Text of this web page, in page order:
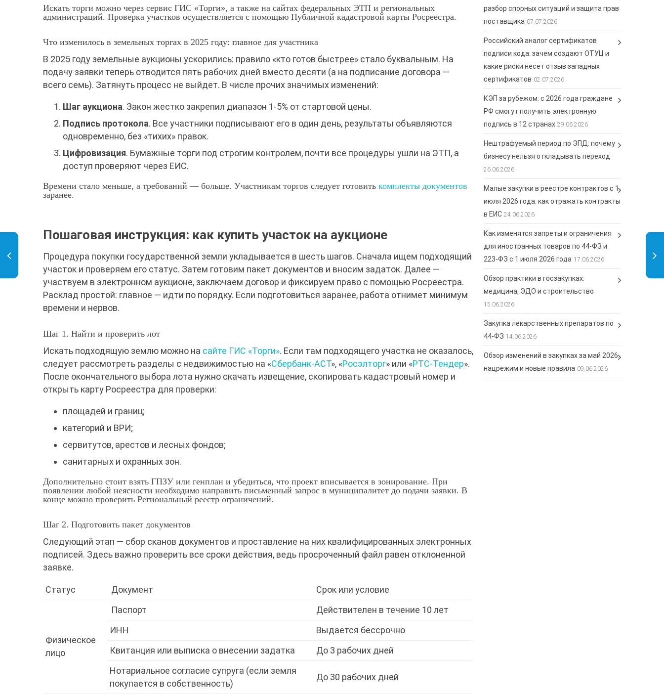
Искать торги можно через сервис ГИС «Торги», а также на сайтах федеральных ЭТП и региональных
администраций. Проверка участков осуществляется с помощью Публичной кадастровой карты Росреестра.
Что изменилось в земельных торгах в 2025 году: главное для участника
В 2025 году земельные аукционы ускорились: правило «кто готов быстрее» стало буквальным. На
подачу заявки теперь отводится пять рабочих дней вместо десяти (а на подписание договора —
всего семь). Затянуть процесс не выйдет. В числе прочих значимых изменений:
Шаг аукциона. Закон жестко закрепил диапазон 1-5% от стартовой цены.
Подпись протокола. Все участники подписывают его в один день, результаты объявляются
одновременно, без «тихих» правок.
Цифровизация. Бумажные торги под строгим контролем, почти все процедуры ушли на ЭТП, а
доступ проверяют через ЕИС.
Времени стало меньше, а требований — больше. Участникам торгов следует готовитькомплекты документов
заранее.
Пошаговая инструкция: как купить участок на аукционе
Процедура покупки государственной земли укладывается в шесть шагов. Сначала ищем подходящий
участок и проверяем его статус. Затем готовим пакет документов и вносим задаток. Далее —
участвуем в электронном аукционе, заключаем договор и фиксируем право с помощью Росреестра.
Расклад простой: главное — идти по порядку. Если подготовиться заранее, работа отнимет минимум
времени и нервов.
Шаг 1. Найти и проверить лот
Искать подходящую землю можно на сайте ГИС «Торги». Если там подходящего участка не оказалось,
следует рассмотреть разделы с недвижимостью на «Сбербанк-АСТ», «Росэлторг» или «РТС-Тендер».
После окончательного выбора лота нужно скачать извещение, скопировать кадастровый номер и
открыть карту Росреестра для проверки:
площадей и границ;
категорий и ВРИ;
сервитутов, арестов и лесных фондов;
санитарных и охранных зон.
Дополнительно стоит взять ГПЗУ или генплан и убедиться, что проект вписывается в зонирование. При
появлении любой неясности необходимо направить письменный запрос в муниципалитет до подачи заявки. В
конце можно проверить Региональный реестр ограничений.
Шаг 2. Подготовить пакет документов
Следующий этап — сбор сканов документов и проставление на них квалифицированных электронных
подписей. Здесь важно проверить все сроки действия, ведь просроченный файл равен отклоненной
заявке.
Статус Документ Срок или условие
Физическое
лицо
Паспорт
Действителен в течение 10 лет
ИНН
Выдается бессрочно
Квитанция или выписка о внесении задатка
До 3 рабочих дней
Нотариальное согласие супруга (если земля
покупается в собственность)
До 30 рабочих дней
разбор спорных ситуаций и защита прав
поставщика 07.07.2026
Российский аналог сертификатов
подписи кода: зачем создают ОТУЦ и
какие риски несет отзыв западных
сертификатов 02.07.2026
КЭП за рубежом: с 2026 года граждане
РФ смогут получить электронную
подпись в 12 странах 29.06.2026
Нештрафуемый период по ЭПД: почему
бизнесу нельзя откладывать переход
26.06.2026
Малые закупки в реестре контрактов с 1
июля 2026 года: как отражать контракты
в ЕИС 24.06.2026
Как изменятся запреты и ограничения
для иностранных товаров по 44-ФЗ и
223-ФЗ с 1 июля 2026 года 17.06.2026
Обзор практики в госзакупках:
медицина, ЭДО и строительство
15.06.2026
Закупка лекарственных препаратов по
44-ФЗ 14.06.2026
Обзор изменений в закупках за май 2026:
нацрежим и новые правила 09.06.2026